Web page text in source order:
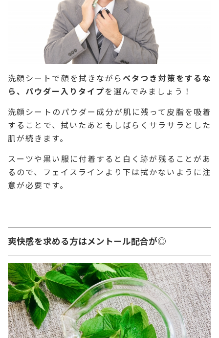
洗顔シートで顔を拭きながらベタつき対策をするな
ら、パウダー入りタイプを選んでみましょう！
洗顔シートのパウダー成分が肌に残って皮脂を吸着
することで、拭いたあともしばらくサラサラとした
肌が続きます。
スーツや黒い服に付着すると白く跡が残ることがあ
るので、フェイスラインより下は拭かないように注
意が必要です。
爽快感を求める方はメントール配合が◎